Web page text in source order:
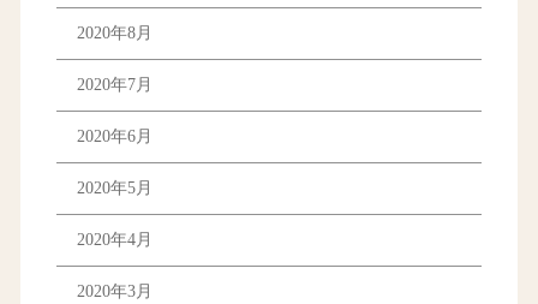
2020年8月
2020年7月
2020年6月
2020年5月
2020年4月
2020年3月